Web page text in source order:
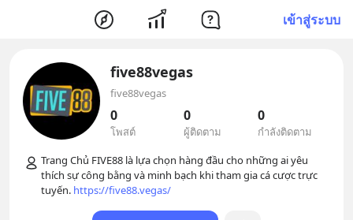
เข้าสู่ระบบ
five88vegas
five88vegas
0
โพสต์
0
ผู้ติดตาม
0
กำลังติดตาม
Trang Chủ FIVE88 là lựa chọn hàng đầu cho những ai yêu
thích sự công bằng và minh bạch khi tham gia cá cược trực
tuyến. https://five88.vegas/